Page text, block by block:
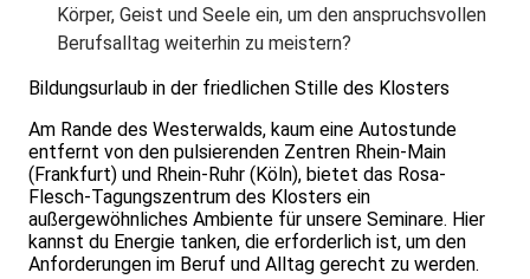
Körper, Geist und Seele ein, um den anspruchsvollen
Berufsalltag weiterhin zu meistern?
Bildungsurlaub in der friedlichen Stille des Klosters
Am Rande des Westerwalds, kaum eine Autostunde
entfernt von den pulsierenden Zentren Rhein-Main
(Frankfurt) und Rhein-Ruhr (Köln), bietet das Rosa-
Flesch-Tagungszentrum des Klosters ein
außergewöhnliches Ambiente für unsere Seminare. Hier
kannst du Energie tanken, die erforderlich ist, um den
Anforderungen im Beruf und Alltag gerecht zu werden.